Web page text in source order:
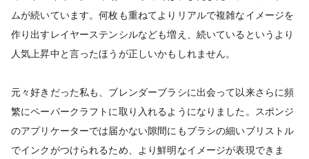
ムが続いています。何枚も重ねてよりリアルで複雑なイメージを
作り出すレイヤーステンシルなども増え、続いているというより
人気上昇中と言ったほうが正しいかもしれません。
元々好きだった私も、ブレンダーブラシに出会って以来さらに頻
繁にペーパークラフトに取り入れるようになりました。スポンジ
のアプリケーターでは届かない隙間にもブラシの細いブリストル
でインクがつけられるため、より鮮明なイメージが表現できま